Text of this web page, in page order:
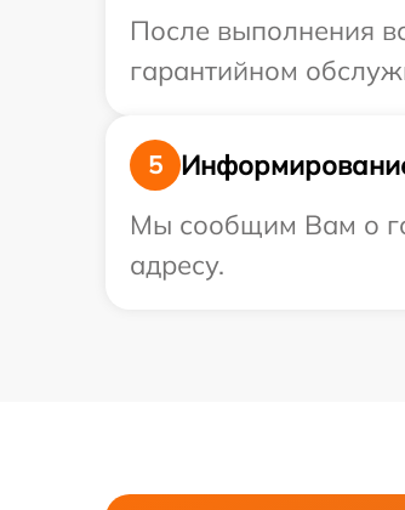
После выполнения
гарантийном
5
Мы сообщим Вам о
адресу.